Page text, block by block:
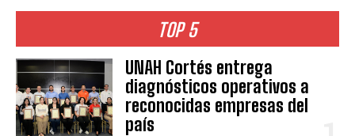
TOP 5
UNAH Cortés entrega
diagnósticos operativos a
reconocidas empresas del
país